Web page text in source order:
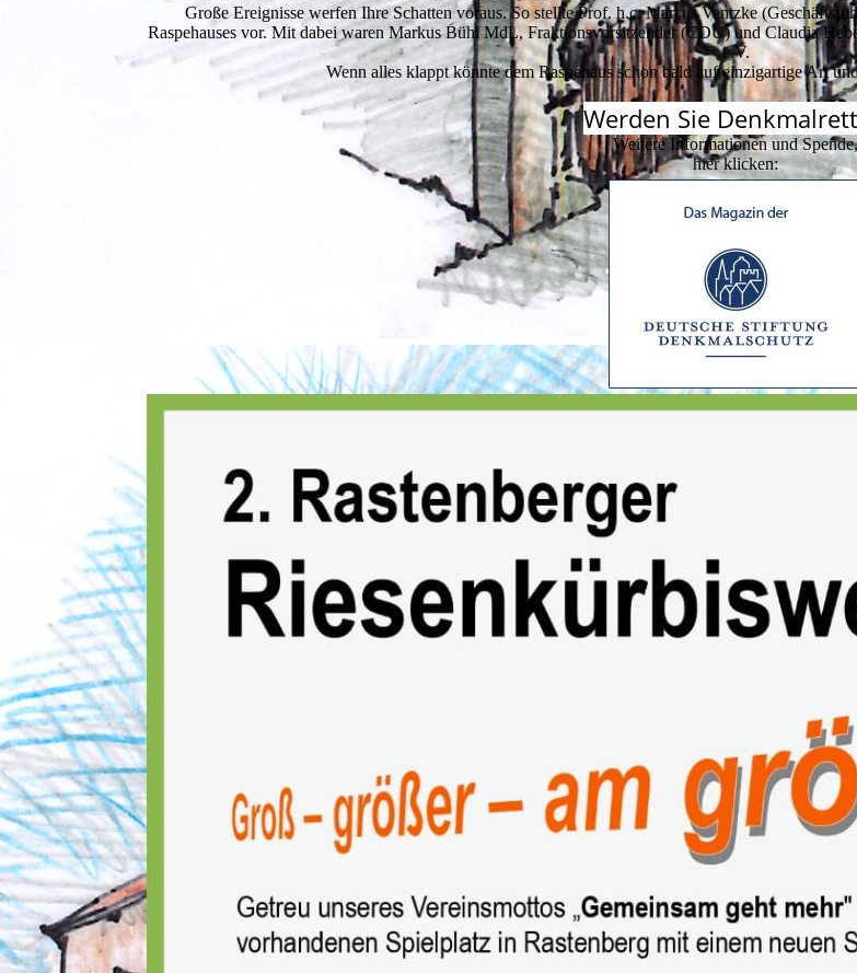
Große Ereignisse werfen Ihre Schatten voraus. So stellte Prof. h.c. Marcus Ventzke
Raspehauses vor. Mit dabei waren Markus Bühl MdL, Fraktionsvorsitzender (CDU) und Claudia
e.V.
Wenn alles klappt könnte dem Raspehaus schon bald auf einzigartige Art
Werden Sie
Weitere Informationen und Spende,
hier klicken: